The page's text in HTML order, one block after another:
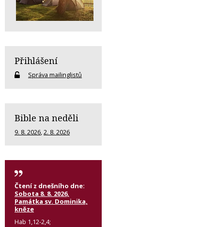
Přihlášení
Správa mailinglistů
Bible na neděli
9. 8. 2026,2. 8. 2026
Čtení z dnešního dne:
Sobota 8. 8. 2026,
Památka sv. Dominika,
kněze
Hab 1,12-2,4;